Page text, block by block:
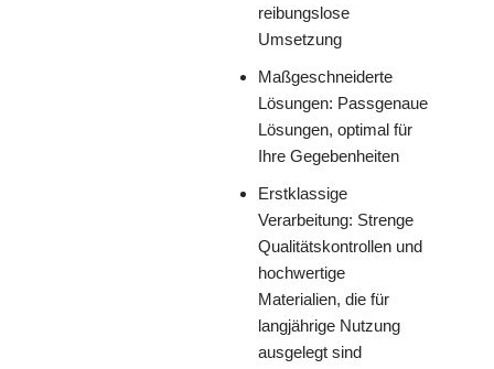
reibungslose
Umsetzung
Maßgeschneiderte
Lösungen: Passgenaue
Lösungen, optimal für
Ihre Gegebenheiten
Erstklassige
Verarbeitung: Strenge
Qualitätskontrollen und
hochwertige
Materialien, die für
langjährige Nutzung
ausgelegt sind